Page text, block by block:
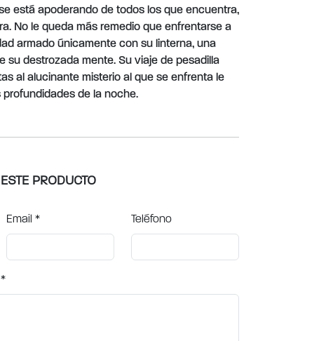
está apoderando de todos los que encuentra,
No le queda más remedio que enfrentarse a
armado únicamente con su linterna, una
su destrozada mente. Su viaje de pesadilla
al alucinante misterio al que se enfrenta le
profundidades de la noche.
PRODUCTO
Email * Teléfono
*